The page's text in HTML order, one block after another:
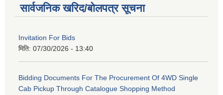
सार्वजनिक खरिद/बोलपत्र सूचना
Invitation For Bids
मिति: 07/30/2026 - 13:40
Bidding Documents For The Procurement Of 4WD Single
Cab Pickup Through Catalogue Shopping Method